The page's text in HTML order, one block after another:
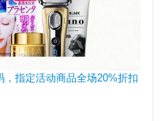
，指定活动商品全场20%折扣